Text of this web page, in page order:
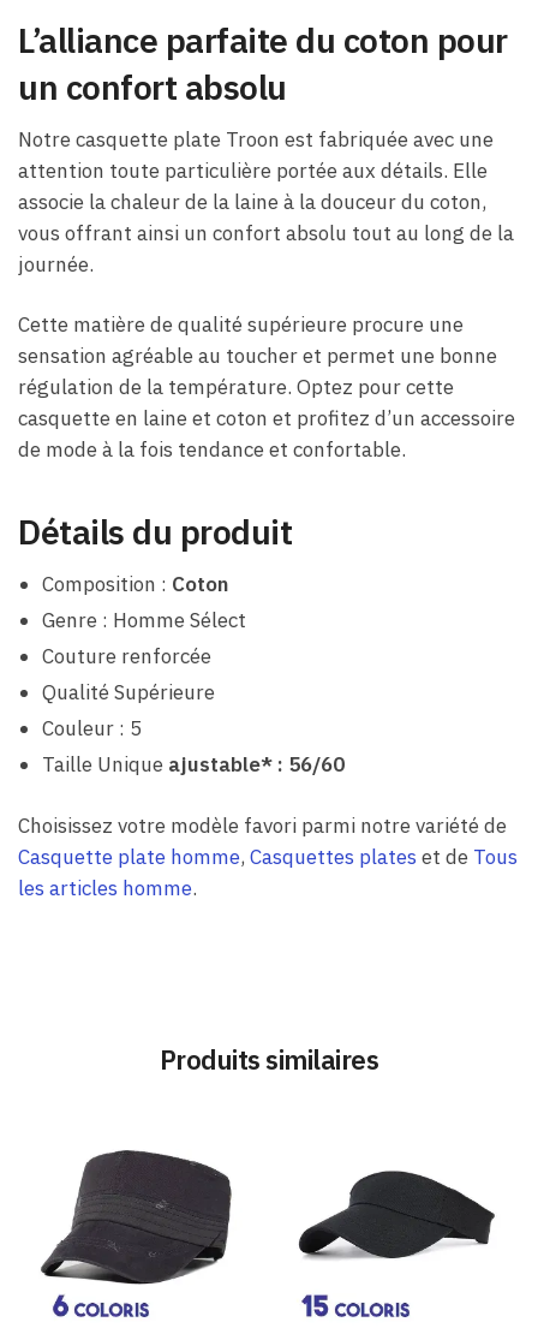
L’alliance parfaite du coton pour
un confort absolu
Notre casquette plate Troon est fabriquée avec une
attention toute particulière portée aux détails. Elle
associe la chaleur de la laine à la douceur du coton,
vous offrant ainsi un confort absolu tout au long de la
journée.
Cette matière de qualité supérieure procure une
sensation agréable au toucher et permet une bonne
régulation de la température. Optez pour cette
casquette en laine et coton et profitez d’un accessoire
de mode à la fois tendance et confortable.
Détails du produit
Composition : Coton
Genre : Homme Sélect
Couture renforcée
Qualité Supérieure
Couleur : 5
Taille Unique ajustable* : 56/60
Choisissez votre modèle favori parmi notre variété de
Casquette plate homme, Casquettes plates et de Tous
les articles homme.
Produits similaires